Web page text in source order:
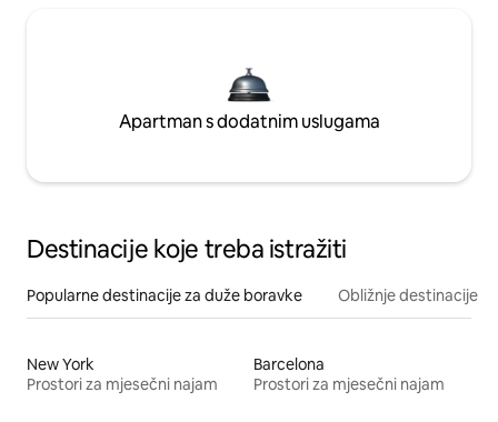
Apartman s dodatnim uslugama
Destinacije koje treba istražiti
Popularne destinacije za duže boravke Obližnje destinacije
New York
Prostori za mjesečni najam
Barcelona
Prostori za mjesečni najam